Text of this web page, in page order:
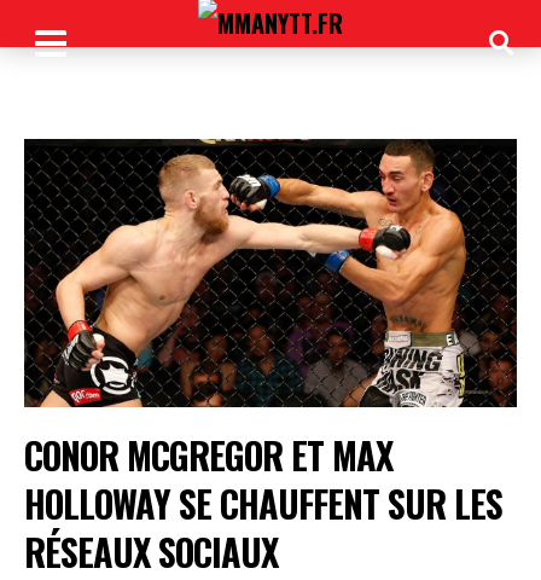
CONOR MCGREGOR ET MAX
HOLLOWAY SE CHAUFFENT SUR LES
RÉSEAUX SOCIAUX